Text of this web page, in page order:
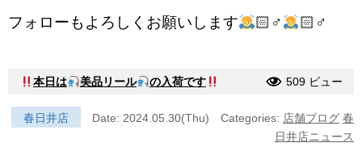
フォローもよろしくお願いします 🏻‍♂️ 🏻‍♂️
本日は 美品リール の入荷です 509 ビュー
春日井店 Date: 2024.05.30(Thu) Categories: 店舗ブログ 春
日井店ニュース